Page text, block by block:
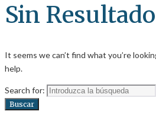
Sin
It seems we can’t find what you’re
help.
Search for:
Buscar